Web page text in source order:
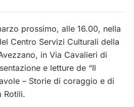
prossimo, alle 16.00, nella
Centro Servizi Culturali della
in Via Cavalieri di
e letture de “Il
– Storie di coraggio e di
Rotili.